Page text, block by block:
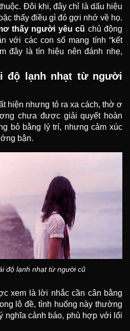
Đôi khi, đây chỉ là dấu hiệu
thấy điều gì đó gợi nhớ về họ.
thấy người yêu cũ chủ động
với các con số mang tính “kết
đây là tín hiệu nên đánh nhẹ,
độ lạnh nhạt từ người
hiện nhưng tỏ ra xa cách, thờ ơ
chưa được giải quyết hoàn
bỏ bằng lý trí, nhưng cảm xúc
bận.
độ lạnh nhạt từ người cũ
xem là lời nhắc cần cân bằng
lô đề, tình huống này thường
nghĩa cảnh báo, phù hợp với lối